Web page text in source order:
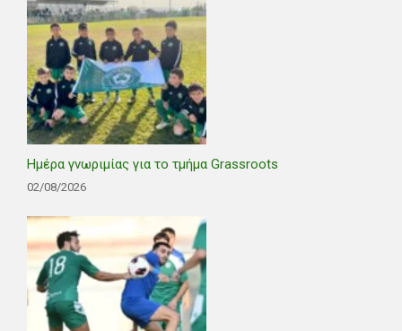
Ημέρα γνωριμίας για το τμήμα Grassroots
02/08/2026